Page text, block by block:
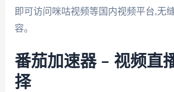
即可访问咪咕视频等国内视频平台,无
容。
番茄加速器 – 视频直
择